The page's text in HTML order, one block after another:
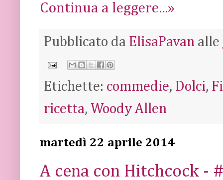
Continua a leggere...»
Pubblicato da ElisaPavan alle
Etichette: commedie, Dolci,
ricetta, Woody Allen
martedì 22 aprile 2014
A cena con Hitchcock -